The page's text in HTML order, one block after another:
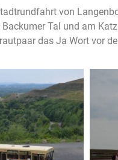
von
Backumer Tal und am
das Ja Wort vor